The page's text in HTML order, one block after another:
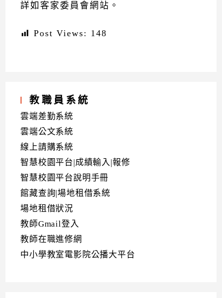
詳如客家委員會網站 。
Post Views: 148
教職員系統
雲端差勤系統
雲端公文系統
線上請購系統
智慧校園平台|成績輸入|報修
智慧校園平台說明手冊
館藏查詢|場地租借系統
場地租借狀況
教師Gmail登入
教師在職進修網
中小學教室電影院公播大平台